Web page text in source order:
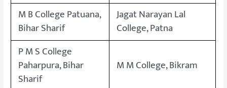
M B College Patuana,
Bihar Sharif
Jagat Narayan Lal
College, Patna
P M S College
Paharpura, Bihar
Sharif
M M College, Bikram